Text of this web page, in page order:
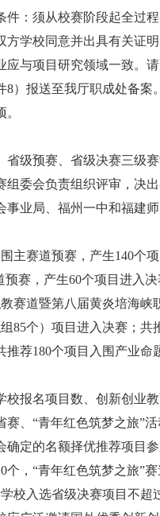
件：须从校赛阶段起全过
方学校同意并出具有关证
应与项目研究领域一致。
8）报送至我厅职成处备案
省级预赛、省级决赛三级
组委会负责组织评审，决
事业局、福州一中和福建
主赛道预赛，产生140个
预赛，产生60个项目进入
赛道暨第八届黄炎培海峡
85个）项目进入决赛；共
推荐180个项目入围产业命
校报名项目数、创新创业
赛、“青年红色筑梦之旅”
确定的名额择优推荐项目
个，“青年红色筑梦之旅”
校入选省级决赛项目不超